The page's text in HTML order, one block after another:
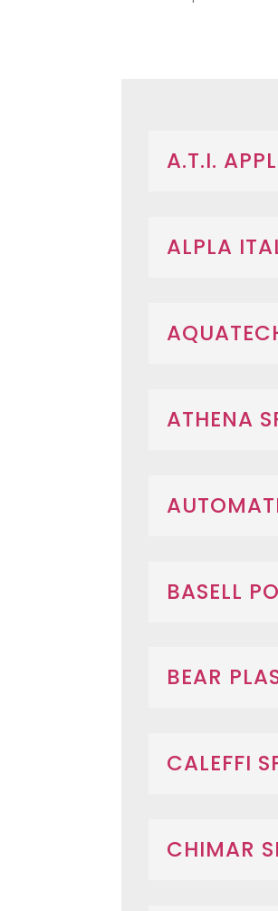
A.T.I.
ALPLA
ATHENA
BASELL
BEAR
CALEFFI
CHIMAR